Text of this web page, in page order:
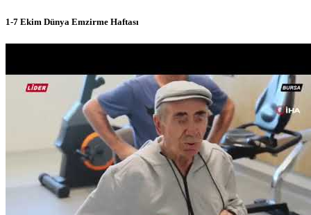
1-7 Ekim Dünya Emzirme Haftası